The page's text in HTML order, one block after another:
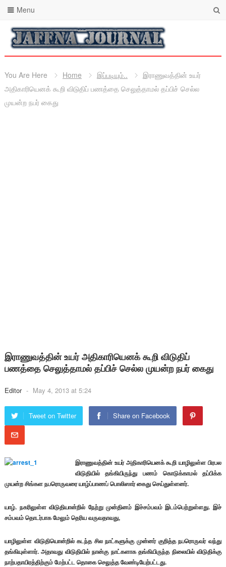
Menu
You Are Here Home இப்படியும்..
இராணுவத்தின் உயர்
அதிகாரியெனக் கூறி விடுதிப் பணத்தை செலுத்தாமல் தப்பிச் செல்ல
முயன்ற நபர் கைது
இராணுவத்தின் உயர் அதிகாரியெனக் கூறி விடுதிப்
பணத்தை செலுத்தாமல் தப்பிச் செல்ல முயன்ற நபர் கைது
Editor - May 4, 2013 at 5:24
Tweet on Twitter Share on Facebook
இராணுவத்தின் உயர் அதிகாரியெனக் கூறி யாழிலுள்ள பிரபல
விடுதியில் தங்கியிருந்து பணம் கொடுக்காமல் தப்பிக்க
முயன்ற சிங்கள நபரொருவரை யாழ்ப்பாணப் பொலிஸார் கைது செய்துள்ளனர்.
யாழ். நகரிலுள்ள விடுதியான்றில் நேற்று முன்தினம் இச்சம்பவம் இடம்பெற்றுள்ளது. இச்
சம்பவம் தொடர்பாக மேலும் தெரிய வருவதாவது,
யாழிலுள்ள விடுதியொன்றில் கடந்த சில நாட்களுக்கு முன்னர் குறித்த நபரொருவர் வந்து
தங்கியுள்ளார். அதாவது விடுதியில் நான்கு நாட்களாக தங்கியிருந்த நிலையில் விடுதிக்கு
நாற்பதாயிரத்திற்கும் மேற்பட்ட தொகை செலுத்த வேண்டியேற்பட்டது.